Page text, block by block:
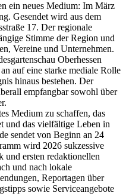
ein neues Medium: Im März
Gesendet wird aus dem
17. Der regionale
Stimme der Region und
Vereine und Unternehmen.
Oberhessen
auf eine starke mediale Rolle
hinaus bestehen. Der
empfangbar sowohl über
Medium zu schaffen, das
und das vielfältige Leben in
sendet von Beginn an 24
wird 2026 sukzessive
und ersten redaktionellen
und nach lokale
Reportagen über
sowie Serviceangebote